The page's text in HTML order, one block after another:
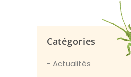
Catégories
Actualités